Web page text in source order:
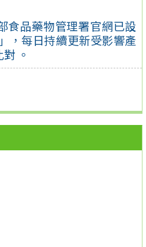
食品藥物管理署官網已設
，每日持續更新受影響產
。